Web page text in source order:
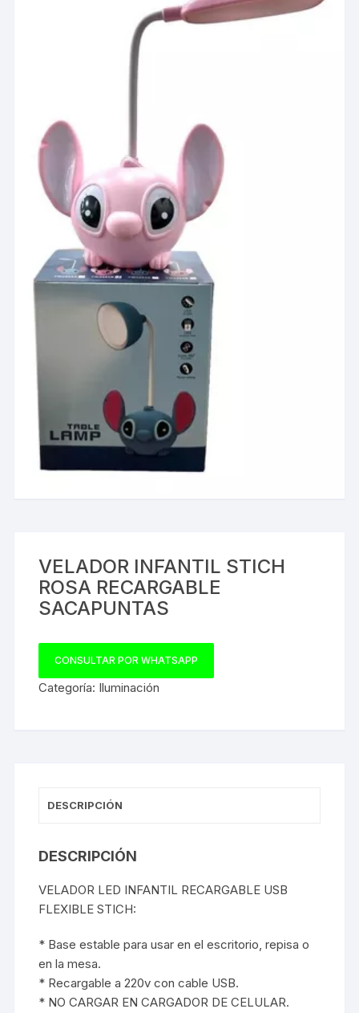
VELADOR INFANTIL STICH
ROSA RECARGABLE
SACAPUNTAS
CONSULTAR POR WHATSAPP
Categoría: Iluminación
DESCRIPCIÓN
DESCRIPCIÓN
VELADOR LED INFANTIL RECARGABLE USB
FLEXIBLE STICH:
* Base estable para usar en el escritorio, repisa o
en la mesa.
* Recargable a 220v con cable USB.
* NO CARGAR EN CARGADOR DE CELULAR.